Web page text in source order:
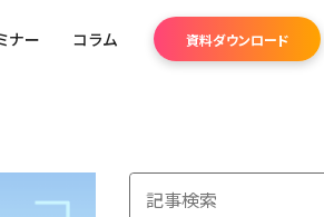
ナー コラム 資料ダウンロード